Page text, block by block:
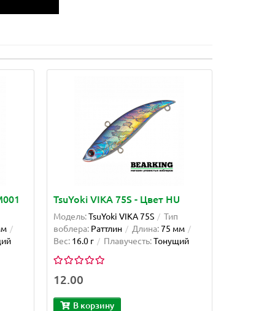
TsuYoki VIKA 75S - Цвет HU
Модель:TsuYoki VIKA 75S
Тип
воблера: Раттлин Длина:75 мм
Вес: 16.0 г Плавучесть:Тонущий
12.00
В корзину